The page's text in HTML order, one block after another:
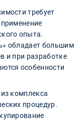
требует
опыта.
обладает большим
и при разработке
особенности
комплекса
процедур.